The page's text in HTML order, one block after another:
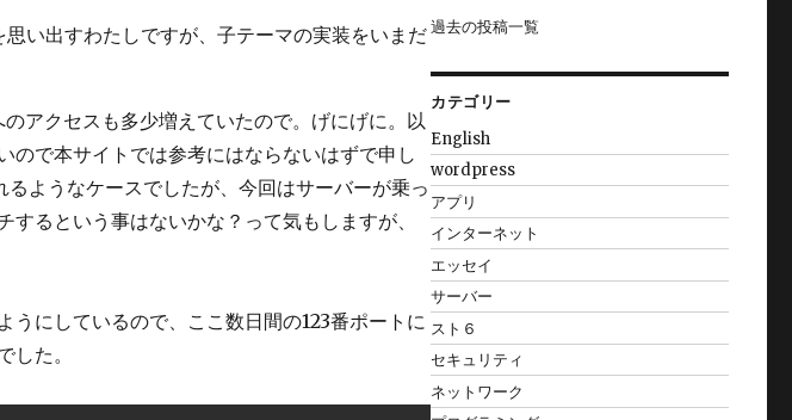
い出すわたしですが、子テーマの実装をいまだ
アクセスも多少増えていたので。げにげに。以
で本サイトでは参考にはならないはずで申し
ようなケースでしたが、今回はサーバーが乗っ
るという事はないかな？って気もしますが、
にしているので、ここ数日間の123番ポートに
た。
過去の投稿一覧
カテゴリー
English
wordpress
アプリ
インターネット
エッセイ
サーバー
スト６
セキュリティ
ネットワーク